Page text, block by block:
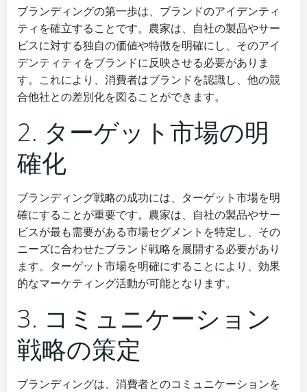
ブランディングの第一歩は、ブランドのアイデンティ
ティを確立することです。農家は、自社の製品やサー
ビスに対する独自の価値や特徴を明確にし、そのアイ
デンティティをブランドに反映させる必要がありま
す。これにより、消費者はブランドを認識し、他の競
合他社との差別化を図ることができます。
2. ターゲット市場の明
確化
ブランディング戦略の成功には、ターゲット市場を明
確にすることが重要です。農家は、自社の製品やサー
ビスが最も需要がある市場セグメントを特定し、その
ニーズに合わせたブランド戦略を展開する必要があり
ます。ターゲット市場を明確にすることにより、効果
的なマーケティング活動が可能となります。
3. コミュニケーション
戦略の策定
ブランディングは、消費者とのコミュニケーションを